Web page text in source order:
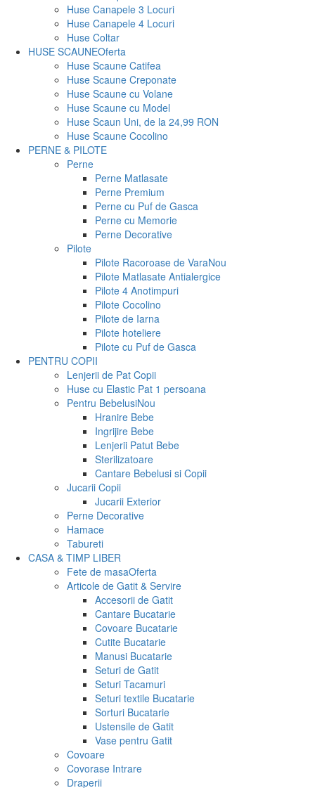
Huse Canapele 3 Locuri
Huse Canapele 4 Locuri
Huse Coltar
HUSE SCAUNEOferta
Huse Scaune Catifea
Huse Scaune Creponate
Huse Scaune cu Volane
Huse Scaune cu Model
Huse Scaun Uni, de la 24,99 RON
Huse Scaune Cocolino
PERNE & PILOTE
Perne
Perne Matlasate
Perne Premium
Perne cu Puf de Gasca
Perne cu Memorie
Perne Decorative
Pilote
Pilote Racoroase de VaraNou
Pilote Matlasate Antialergice
Pilote 4 Anotimpuri
Pilote Cocolino
Pilote de Iarna
Pilote hoteliere
Pilote cu Puf de Gasca
PENTRU COPII
Lenjerii de Pat Copii
Huse cu Elastic Pat 1 persoana
Pentru BebelusiNou
Hranire Bebe
Ingrijire Bebe
Lenjerii Patut Bebe
Sterilizatoare
Cantare Bebelusi si Copii
Jucarii Copii
Jucarii Exterior
Perne Decorative
Hamace
Tabureti
CASA & TIMP LIBER
Fete de masaOferta
Articole de Gatit & Servire
Accesorii de Gatit
Cantare Bucatarie
Covoare Bucatarie
Cutite Bucatarie
Manusi Bucatarie
Seturi de Gatit
Seturi Tacamuri
Seturi textile Bucatarie
Sorturi Bucatarie
Ustensile de Gatit
Vase pentru Gatit
Covoare
Covorase Intrare
Draperii